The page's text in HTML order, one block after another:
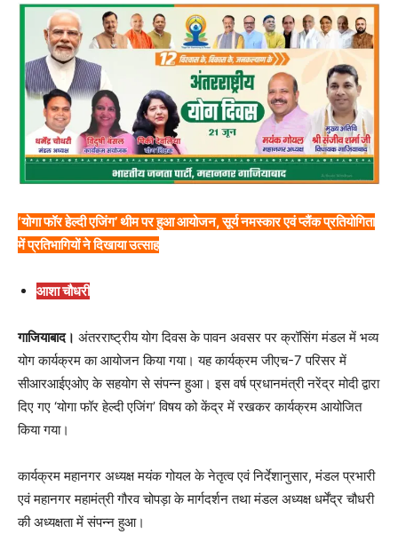
‘योगा फॉर हेल्दी एजिंग’ थीम पर हुआ आयोजन, सूर्य नमस्कार एवं प्लैंक प्रतियोगिता
में प्रतिभागियों ने दिखाया उत्साह
आशा चौधरी
गाजियाबाद। अंतरराष्ट्रीय योग दिवस के पावन अवसर पर क्रॉसिंग मंडल में भव्य
योग कार्यक्रम का आयोजन किया गया। यह कार्यक्रम जीएच-7 परिसर में
सीआरआईएओए के सहयोग से संपन्न हुआ। इस वर्ष प्रधानमंत्री नरेंद्र मोदी द्वारा
दिए गए ‘योगा फॉर हेल्दी एजिंग’ विषय को केंद्र में रखकर कार्यक्रम आयोजित
किया गया।
कार्यक्रम महानगर अध्यक्ष मयंक गोयल के नेतृत्व एवं निर्देशानुसार, मंडल प्रभारी
एवं महानगर महामंत्री गौरव चोपड़ा के मार्गदर्शन तथा मंडल अध्यक्ष धर्मेंद्र चौधरी
की अध्यक्षता में संपन्न हुआ।